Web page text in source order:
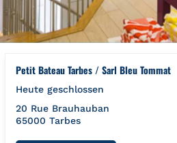
Petit Bateau Tarbes / Sarl Bleu Tommat
Heute geschlossen
20 Rue Brauhauban
65000 Tarbes